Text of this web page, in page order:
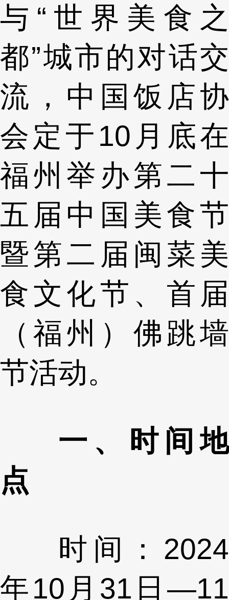
与“世界美食之
都”城市的对话交
流，中国饭店协
会定于10月底在
福州举办第二十
五届中国美食节
暨第二届闽菜美
食文化节、首届
（福州）佛跳墙
节活动。
一、时间地
点
时间：2024
年10月31日—11